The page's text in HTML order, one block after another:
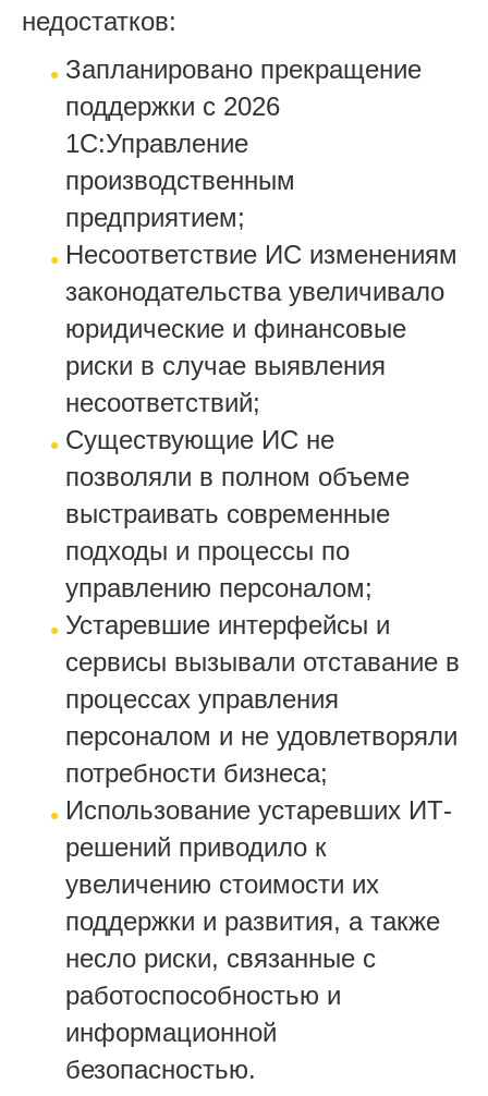
недостатков:
Запланировано прекращение
поддержки с 2026
1С:Управление
производственным
предприятием;
Несоответствие ИС изменениям
законодательства увеличивало
юридические и финансовые
риски в случае выявления
несоответствий;
Существующие ИС не
позволяли в полном объеме
выстраивать современные
подходы и процессы по
управлению персоналом;
Устаревшие интерфейсы и
сервисы вызывали отставание в
процессах управления
персоналом и не удовлетворяли
потребности бизнеса;
Использование устаревших ИТ-
решений приводило к
увеличению стоимости их
поддержки и развития, а также
несло риски, связанные с
работоспособностью и
информационной
безопасностью.